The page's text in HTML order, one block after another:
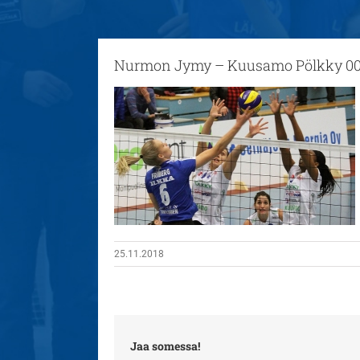
Nurmon Jymy – Kuusamo Pölkky
25.11.2018
Jaa somessa!